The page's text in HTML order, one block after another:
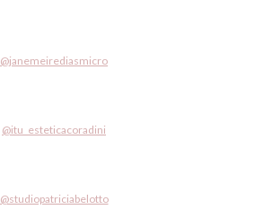
@janemeirediasmicro
@itu_esteticacoradini
@studiopatriciabelotto